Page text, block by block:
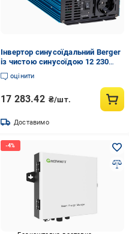
Інвертор синусоїдальний Berger
із чистою синусоїдою 12 230
1000 Вт
оцінити
17 283.42 ₴/шт.
Доставимо